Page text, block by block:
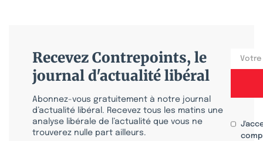
Recevez Contrepoints, le
journal d'actualité libéral
Abonnez-vous gratuitement à notre journal
d’actualité libéral. Recevez tous les matins une
analyse libérale de l’actualité que vous ne
trouverez nulle part ailleurs.